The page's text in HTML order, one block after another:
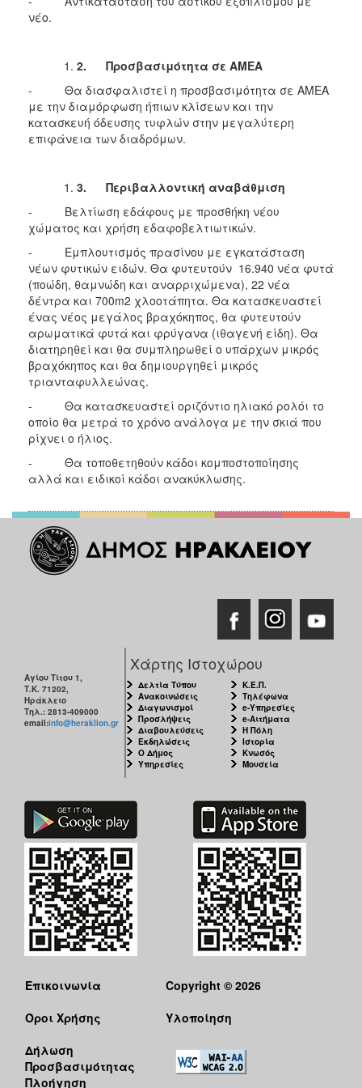
νέο.
2. Προσβασιμότητα σε ΑΜΕΑ
- Θα διασφαλιστεί η προσβασιμότητα σε ΑΜΕΑ
με την διαμόρφωση ήπιων κλίσεων και την
κατασκευή όδευσης τυφλών στην μεγαλύτερη
επιφάνεια των διαδρόμων.
3. Περιβαλλοντική αναβάθμιση
- Βελτίωση εδάφους με προσθήκη νέου
χώματος και χρήση εδαφοβελτιωτικών.
- Εμπλουτισμός πρασίνου με εγκατάσταση
νέων φυτικών ειδών. Θα φυτευτούν 16.940 νέα φυτά
(ποώδη, θαμνώδη και αναρριχώμενα), 22 νέα
δέντρα και 700m2 χλοοτάπητα. Θα κατασκευαστεί
ένας νέος μεγάλος βραχόκηπος, θα φυτευτούν
αρωματικά φυτά και φρύγανα (ιθαγενή είδη). Θα
διατηρηθεί και θα συμπληρωθεί ο υπάρχων μικρός
βραχόκηπος και θα δημιουργηθεί μικρός
τριανταφυλλεώνας.
- Θα κατασκευαστεί οριζόντιο ηλιακό ρολόι το
οποίο θα μετρά το χρόνο ανάλογα με την σκιά που
ρίχνει ο ήλιος.
- Θα τοποθετηθούν κάδοι κομποστοποίησης
αλλά και ειδικοί κάδοι ανακύκλωσης.
Αγίου Τίτου 1,
Τ.Κ. 71202,
Ηράκλειο
Τηλ.: 2813-409000
email:info@heraklion.gr
Χάρτης Ιστοχώρου
Δελτία Τύπου
Ανακοινώσεις
Διαγωνισμοί
Προσλήψεις
Διαβουλεύσεις
Εκδηλώσεις
Ο Δήμος
Υπηρεσίες
Κ.Ε.Π.
Τηλέφωνα
e-Υπηρεσίες
e-Αιτήματα
Η Πόλη
Ιστορία
Κνωσός
Μουσεία
Επικοινωνία
Όροι Χρήσης
Δήλωση
Προσβασιμότητας
Πλοήγηση
Copyright © 2026
Υλοποίηση